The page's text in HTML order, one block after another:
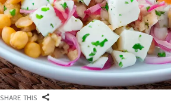
SHARE THIS